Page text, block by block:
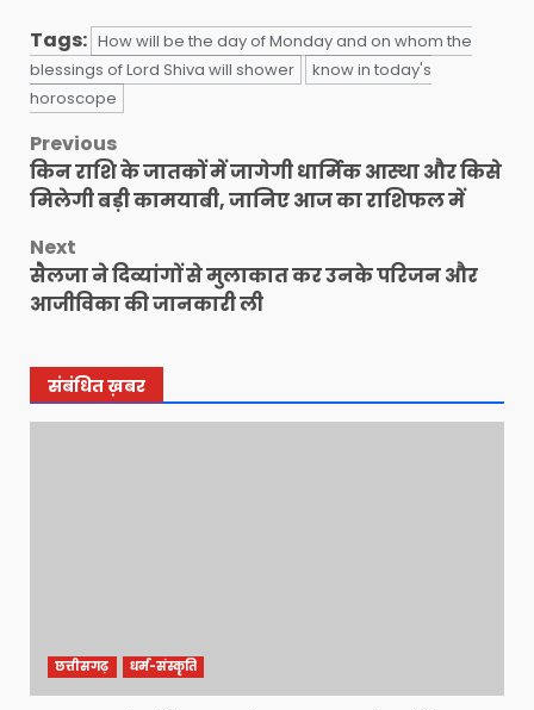
Tags: How will be the day of Monday and on whom the
blessings of Lord Shiva will shower
know in today's
horoscope
Post
navigation
Previous
किन राशि के जातकों में जागेगी धार्मिक आस्था और किसे
मिलेगी बड़ी कामयाबी, जानिए आज का राशिफल में
Next
सैलजा ने दिव्यांगों से मुलाकात कर उनके परिजन और
आजीविका की जानकारी ली
संबंधित ख़बर
छत्तीसगढ़ धर्म-संस्कृति